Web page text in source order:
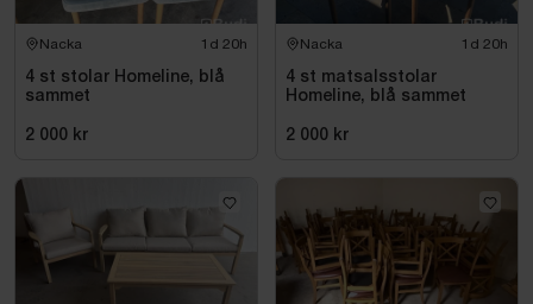
Nacka 1d 20h
4 st stolar Homeline, blå
sammet
2 000 kr
Nacka 1d 20h
4 st matsalsstolar
Homeline, blå sammet
2 000 kr